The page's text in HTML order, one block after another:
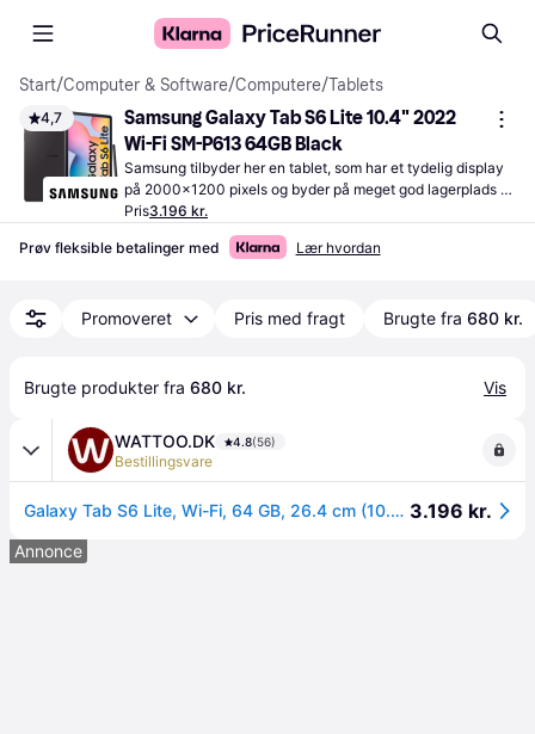
Start/Computer & Software/Computere/Tablets
4,7
Samsung Galaxy Tab S6 Lite 10.4" 2022
Wi-Fi SM-P613 64GB Black
Samsung tilbyder her en tablet, som har et tydelig display
på 2000x1200 pixels og byder på meget god lagerplads
på 64 GB. Forevig de bedste øjeblikke med et bagkamera
Pris3.196 kr.
Prøv fleksible betalinger med Lær hvordan
Promoveret Pris med fragt Brugte fra 680 kr.
Brugte produkter fra 680 kr. Vis
WATTOO.DK 4.8(56)
Bestillingsvare
Galaxy Tab S6 Lite, Wi-Fi, 64 GB, 26.4 cm (10.4 tommer), 4 GB, Wi-Fi 5 (802.11Ac), grå 3.196 kr.
Annonce